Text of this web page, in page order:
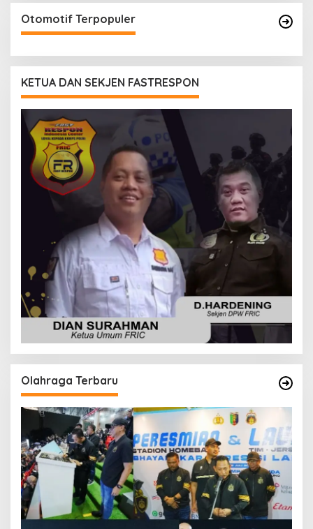
Otomotif Terpopuler
KETUA DAN SEKJEN FASTRESPON
Olahraga Terbaru